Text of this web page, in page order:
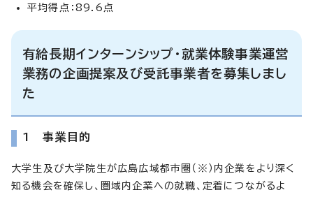
平均得点：89.6点
有給長期インターンシップ・就業体験事業運営
業務の企画提案及び受託事業者を募集しまし
た
1 事業目的
大学生及び大学院生が広島広域都市圏（※）内企業をより深く
知る機会を確保し、圏域内企業への就職、定着につながるよ